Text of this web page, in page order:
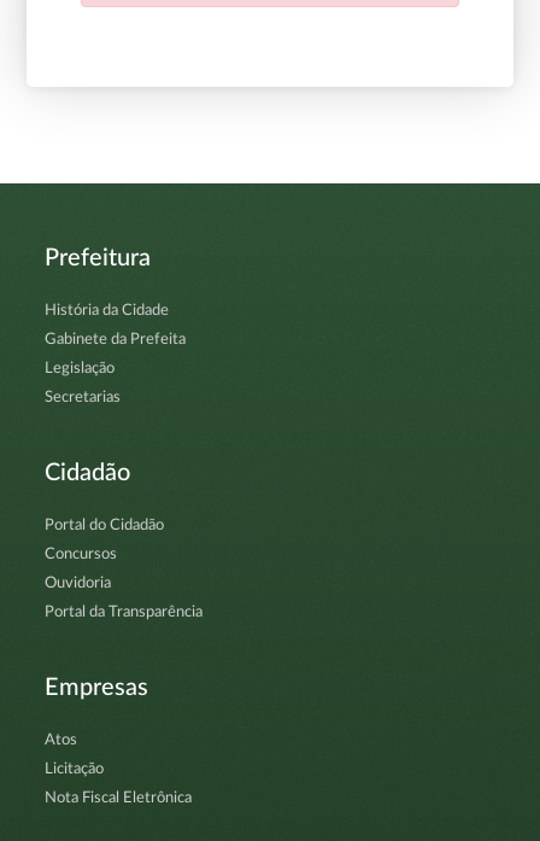
Prefeitura
História da Cidade
Gabinete da Prefeita
Legislação
Secretarias
Cidadão
Portal do Cidadão
Concursos
Ouvidoria
Portal da Transparência
Empresas
Atos
Licitação
Nota Fiscal Eletrônica